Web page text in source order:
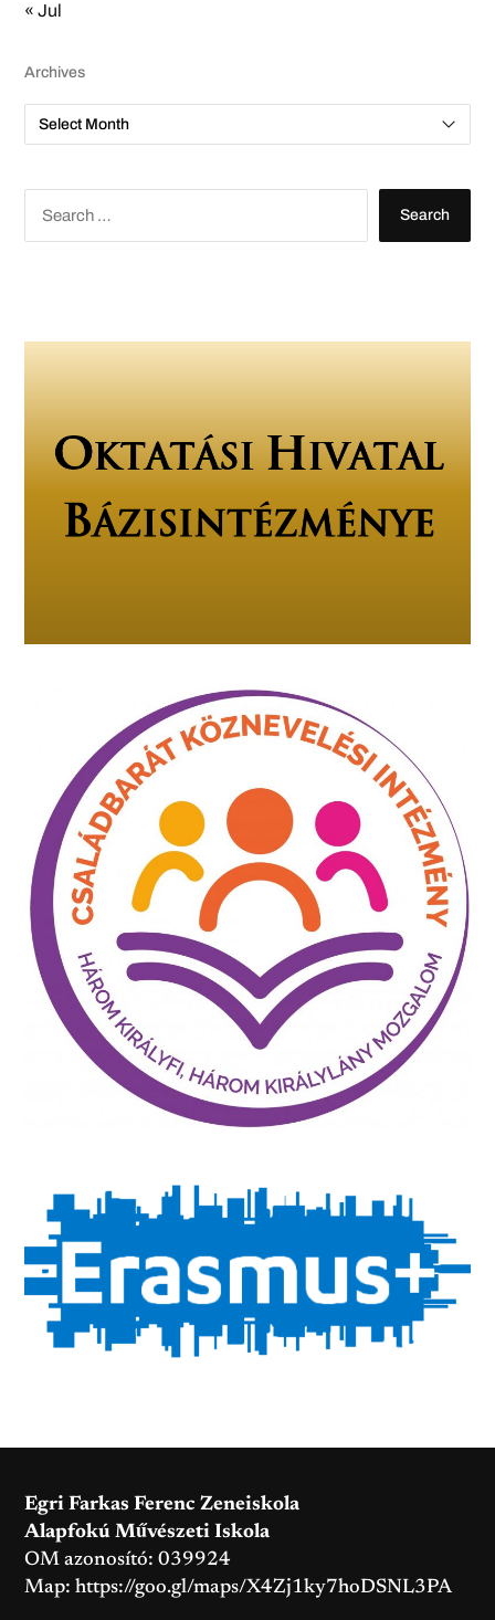
« Jul
Archives
A
c
v
S
r
Egri Farkas Ferenc Zeneiskola
Alapfokú Művészeti Iskola
OM azonosító: 039924
Map:https://goo.gl/maps/X4Zj1ky7hoDSNL3PA